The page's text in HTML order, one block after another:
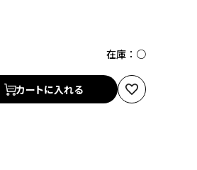
在庫： ○
カートに入れる